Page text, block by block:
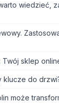
wiedzieć,
Twój sklep
klucze do
może